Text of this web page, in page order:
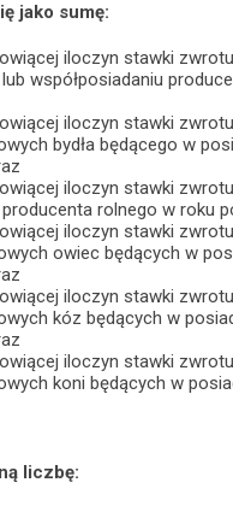
jako sumę:
iloczyn stawki
współposiadaniu
iloczyn stawki
bydła będącego w
iloczyn stawki
rolnego w roku
iloczyn stawki
owiec będących w
iloczyn stawki
kóz będących w
iloczyn stawki
koni będących w
liczbę: